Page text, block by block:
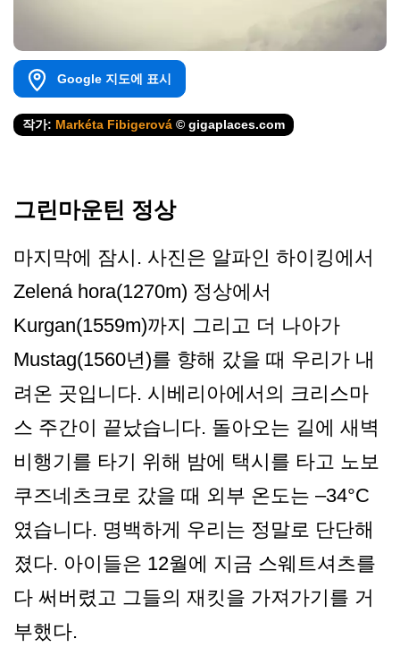
Google 지도에 표시
작가: Markéta Fibigerová © gigaplaces.com
그린마운틴 정상
마지막에 잠시. 사진은 알파인 하이킹에서
Zelená hora(1270m) 정상에서
Kurgan(1559m)까지 그리고 더 나아가
Mustag(1560년)를 향해 갔을 때 우리가 내
려온 곳입니다. 시베리아에서의 크리스마
스 주간이 끝났습니다. 돌아오는 길에 새벽
비행기를 타기 위해 밤에 택시를 타고 노보
쿠즈네츠크로 갔을 때 외부 온도는 –34°C
였습니다. 명백하게 우리는 정말로 단단해
졌다. 아이들은 12월에 지금 스웨트셔츠를
다 써버렸고 그들의 재킷을 가져가기를 거
부했다.